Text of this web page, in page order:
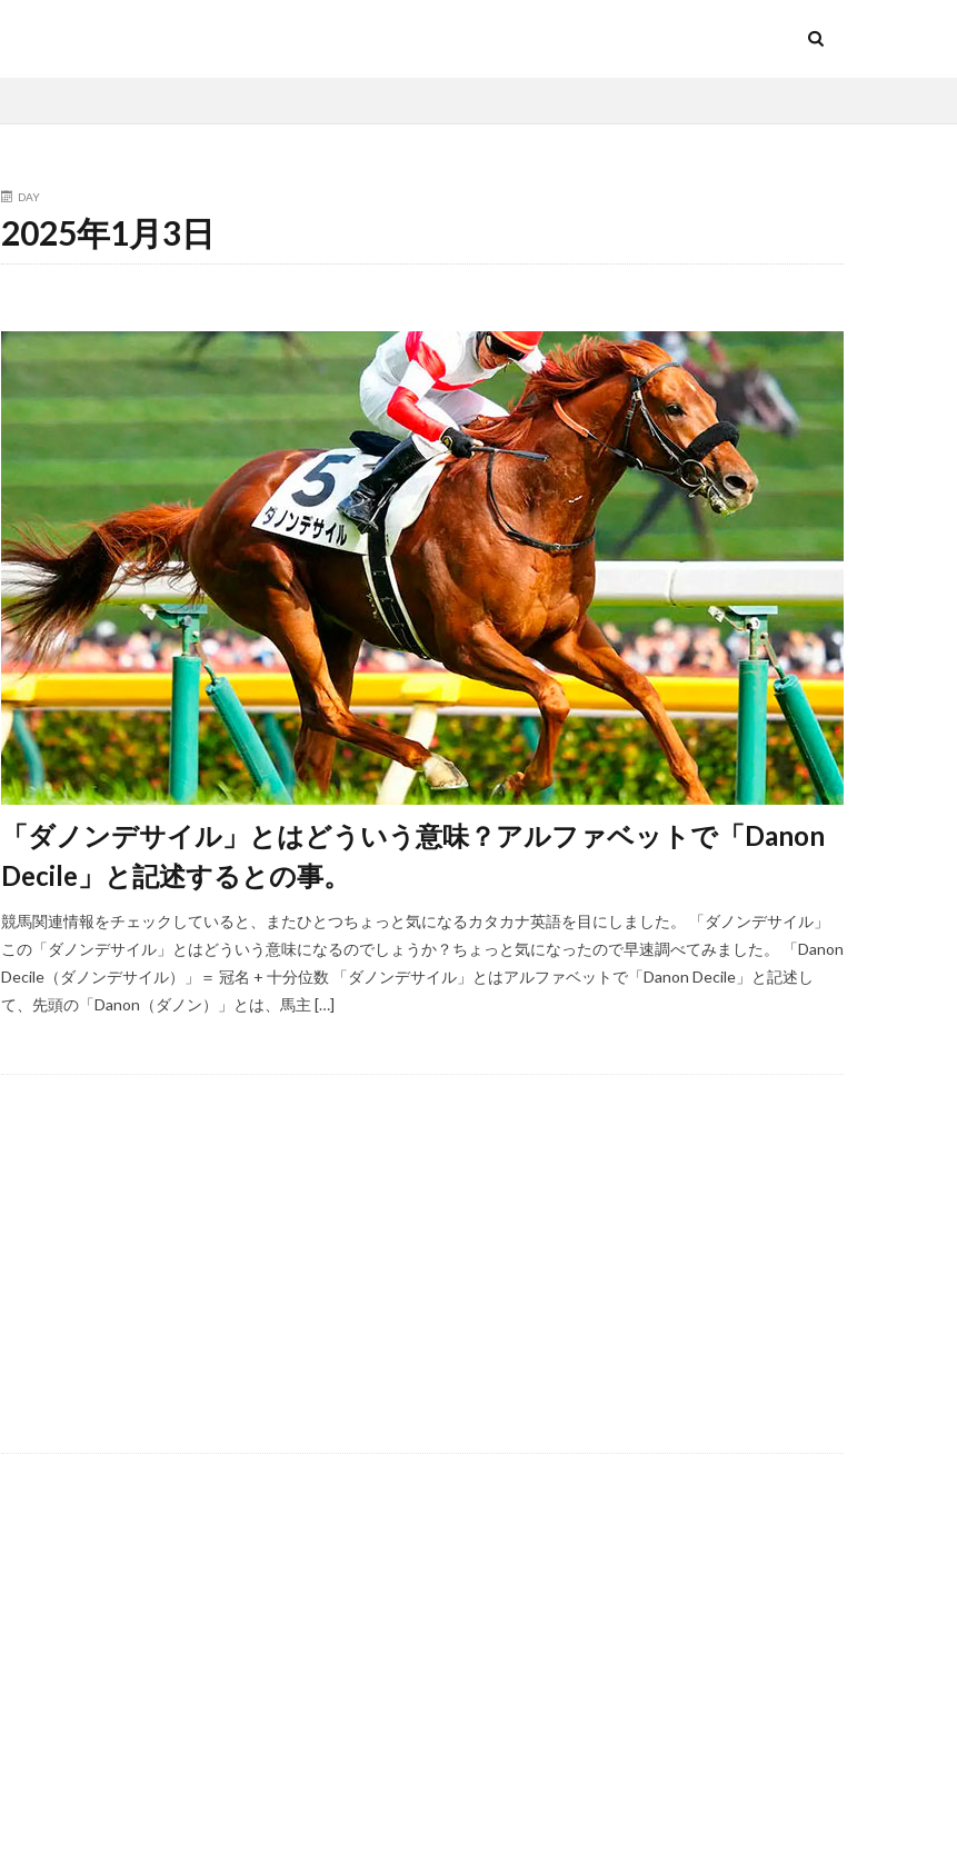
DAY
2025年1月3日
「ダノンデサイル」とはどういう意味？アルファベットで「Danon
Decile」と記述するとの事。
競馬関連情報をチェックしていると、またひとつちょっと気になるカタカナ英語を目にしました。 「ダノンデサイル」
この「ダノンデサイル」とはどういう意味になるのでしょうか？ちょっと気になったので早速調べてみました。 「Danon
Decile（ダノンデサイル）」＝ 冠名 + 十分位数 「ダノンデサイル」とはアルファベットで「Danon Decile」と記述し
て、先頭の「Danon（ダノン）」とは、馬主 […]